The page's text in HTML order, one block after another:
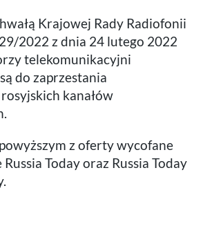
Krajowej Rady Radiofonii
2022 z dnia 24 lutego 2022
telekomunikacyjni
do zaprzestania
kanałów
z oferty wycofane
Russia Today oraz Russia Today